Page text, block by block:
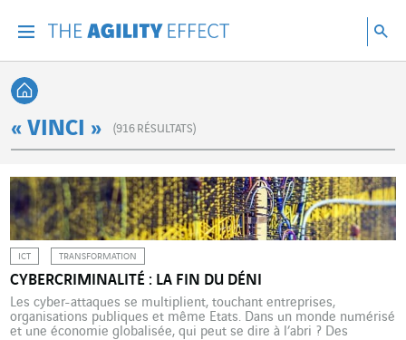
Retour à l'accueil
« VINCI » (916 RÉSULTATS)
ICT TRANSFORMATION
CYBERCRIMINALITÉ : LA FIN DU DÉNI
Les cyber-attaques se multiplient, touchant entreprises,
organisations publiques et même Etats. Dans un monde numérisé
et une économie globalisée, qui peut se dire à l’abri ? Des